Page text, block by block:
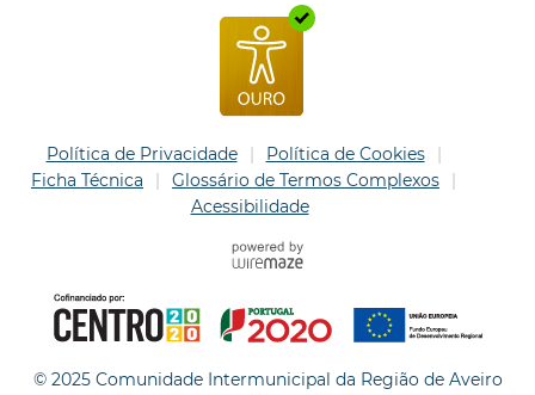
Política de Privacidade
Política de Cookies
Ficha Técnica
Glossário de Termos Complexos
Acessibilidade
© 2025 Comunidade Intermunicipal da Região de Aveiro